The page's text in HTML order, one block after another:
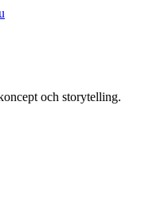
och storytelling.